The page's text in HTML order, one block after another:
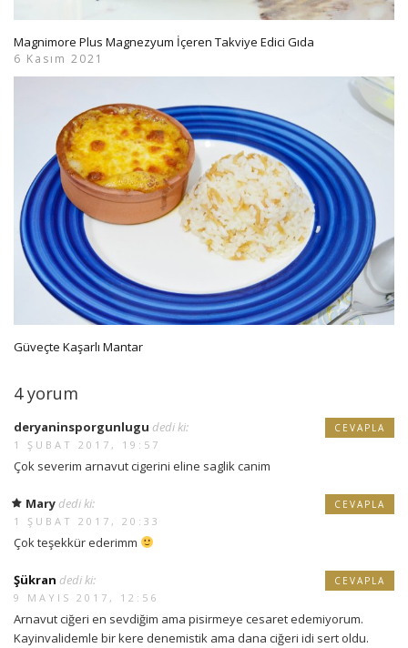
Magnimore Plus Magnezyum İçeren Takviye Edici Gıda
6 Kasım 2021
Güveçte Kaşarlı Mantar
4 yorum
deryaninsporgunlugu dedi ki:
1 ŞUBAT 2017, 19:57
Çok severim arnavut cigerini eline saglik canim
CEVAPLA
Mary dedi ki:
1 ŞUBAT 2017, 20:33
Çok teşekkür ederimm
CEVAPLA
Şükran dedi ki:
9 MAYIS 2017, 12:56
Arnavut ciğeri en sevdiğim ama pisirmeye cesaret edemiyorum.
Kayinvalidemle bir kere denemistik ama dana ciğeri idi sert oldu.
CEVAPLA